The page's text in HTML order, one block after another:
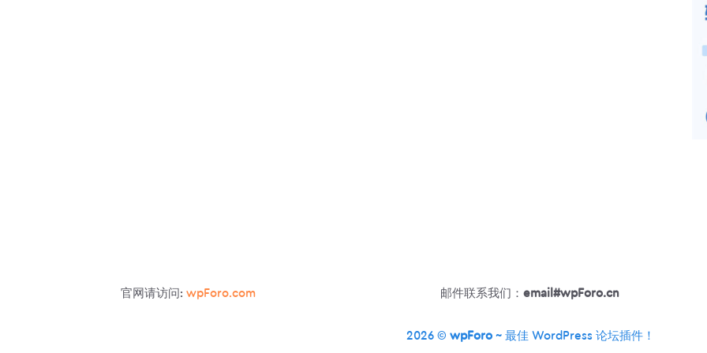
官网请访问:wpForo.com 邮件联系我们：email#wpForo.cn
2026 © wpForo~ 最佳 WordPress 论坛插件！